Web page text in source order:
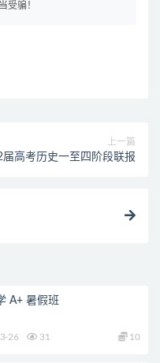
受骗！
上一篇
高考历史一至四阶段联报
A+ 暑假班
26 31 10